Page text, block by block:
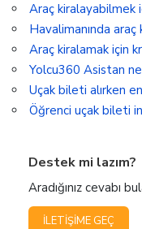
Araç kiralayabilmek
Havalimanında araç
Araç kiralamak için
Yolcu360 Asistan
Uçak bileti alırken
Öğrenci uçak bileti
Destek mi lazım?
Aradığınız cevabı
İLETIŞIME GEÇ